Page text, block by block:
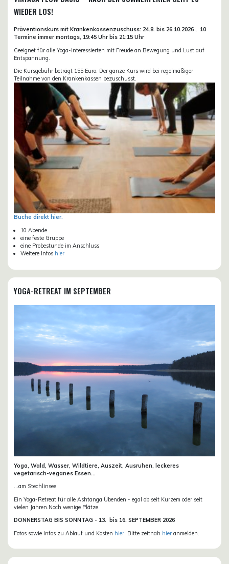
WIEDER LOS!
Präventionskurs mit Krankenkassenzuschuss: 24.8. bis 26.10.2026 , 10
Termine immer montags, 19:45 Uhr bis 21:15 Uhr
Geeignet für alle Yoga-Interessierten mit Freude an Bewegung und Lust auf
Entspannung.
Die Kursgebühr beträgt 155 Euro. Der ganze Kurs wird bei regelmäßiger
Teilnahme von den Krankenkassen bezuschusst.
Buche direkt hier.
10 Abende
eine feste Gruppe
eine Probestunde im Anschluss
Weitere Infos hier
YOGA-RETREAT IM SEPTEMBER
Yoga, Wald, Wasser, Wildtiere, Auszeit, Ausruhen, leckeres
vegetarisch-veganes Essen...
...am Stechlinsee.
Ein Yoga-Retreat für alle Ashtanga Übenden - egal ob seit Kurzem oder seit
vielen Jahren.Noch wenige Plätze.
DONNERSTAG BIS SONNTAG - 13. bis 16. SEPTEMBER 2026
Fotos sowie Infos zu Ablauf und Kosten hier . Bitte zeitnah hier anmelden.